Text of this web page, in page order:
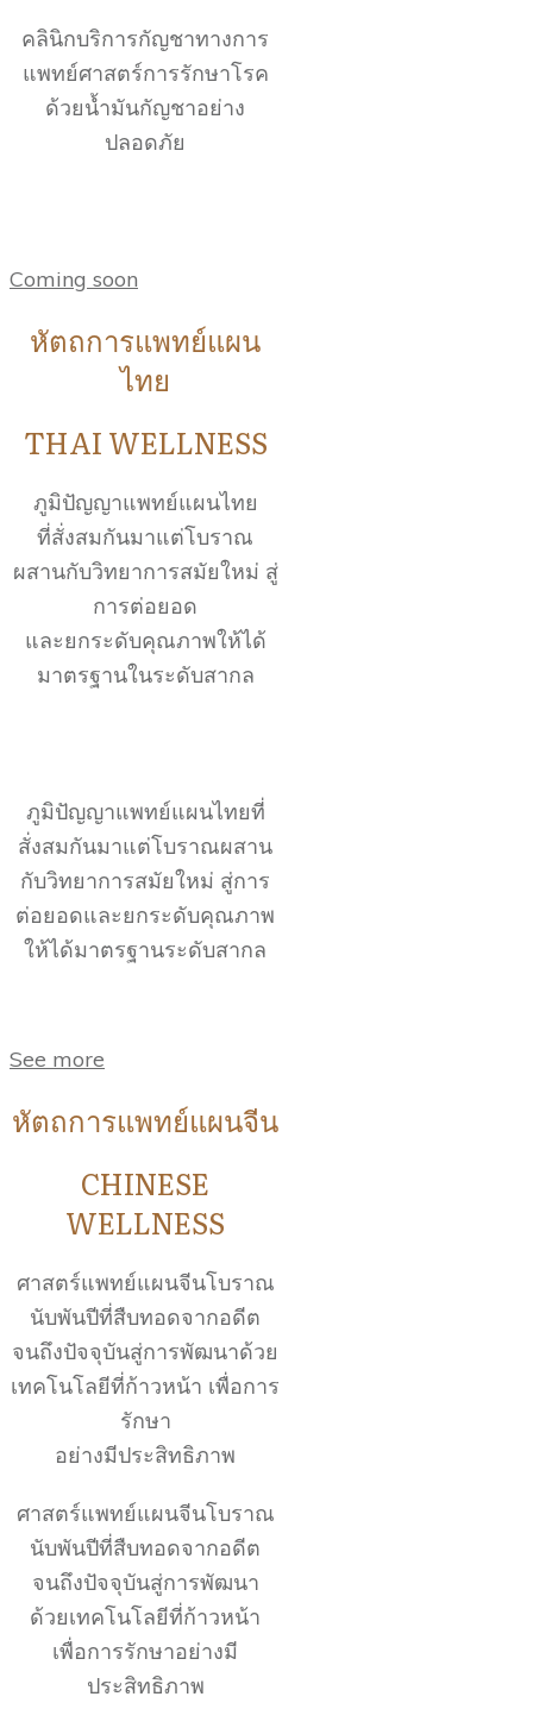
คลินิกบริการกัญชาทางการ
แพทย์ศาสตร์การรักษาโรค
ด้วยน้ำมันกัญชาอย่าง
ปลอดภัย
Coming soon
หัตถการแพทย์แผน
ไทย
THAI WELLNESS
ภูมิปัญญาแพทย์แผนไทย
ที่สั่งสมกันมาแต่โบราณ
ผสานกับวิทยาการสมัยใหม่ สู่
การต่อยอด
และยกระดับคุณภาพให้ได้
มาตรฐานในระดับสากล
ภูมิปัญญาแพทย์แผนไทยที่
สั่งสมกันมาแต่โบราณผสาน
กับวิทยาการสมัยใหม่ สู่การ
ต่อยอดและยกระดับคุณภาพ
ให้ได้มาตรฐานระดับสากล
See more
หัตถการแพทย์แผนจีน
CHINESE
WELLNESS
ศาสตร์แพทย์แผนจีนโบราณ
นับพันปีที่สืบทอดจากอดีต
จนถึงปัจจุบันสู่การพัฒนาด้วย
เทคโนโลยีที่ก้าวหน้า เพื่อการ
รักษา
อย่างมีประสิทธิภาพ
ศาสตร์แพทย์แผนจีนโบราณ
นับพันปีที่สืบทอดจากอดีต
จนถึงปัจจุบันสู่การพัฒนา
ด้วยเทคโนโลยีที่ก้าวหน้า
เพื่อการรักษาอย่างมี
ประสิทธิภาพ